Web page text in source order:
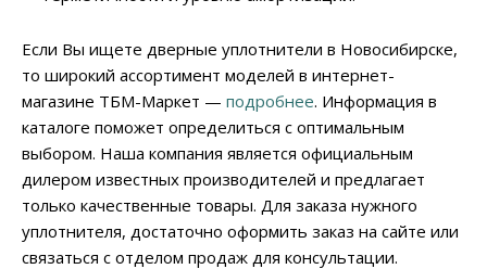
Если Вы ищете дверные уплотнители в Новосибирске,
то широкий ассортимент моделей в интернет-
магазине ТБМ-Маркет — подробнее. Информация в
каталоге поможет определиться с оптимальным
выбором. Наша компания является официальным
дилером известных производителей и предлагает
только качественные товары. Для заказа нужного
уплотнителя, достаточно оформить заказ на сайте или
связаться с отделом продаж для консультации.